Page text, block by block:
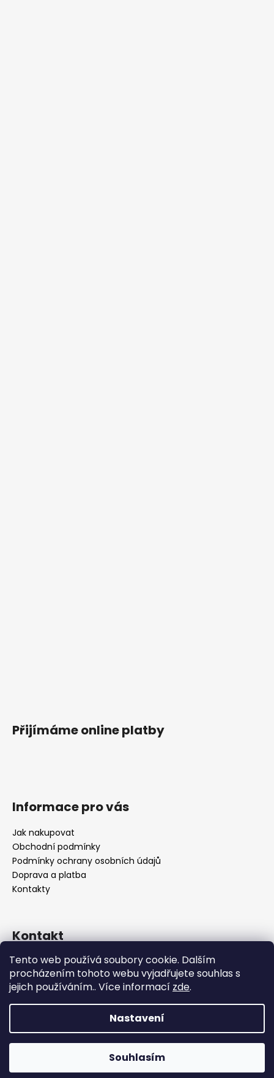
Tento web používá soubory cookie. Dalším
procházením tohoto webu vyjadřujete souhlas s
jejich používáním.. Více informací zde.
Nastavení
Souhlasím
Přijímáme online platby
Informace pro vás
Jak nakupovat
Obchodní podmínky
Podmínky ochrany osobních údajů
Doprava a platba
Kontakty
Kontakt
info@bocca-bijoux.com
602936225
Bocca bijoux. Všechna práva vyhrazena.